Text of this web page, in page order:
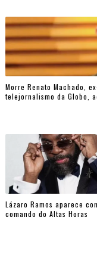
Morre Renato Machado,
telejornalismo da Globo,
Lázaro Ramos aparece
comando do Altas Horas